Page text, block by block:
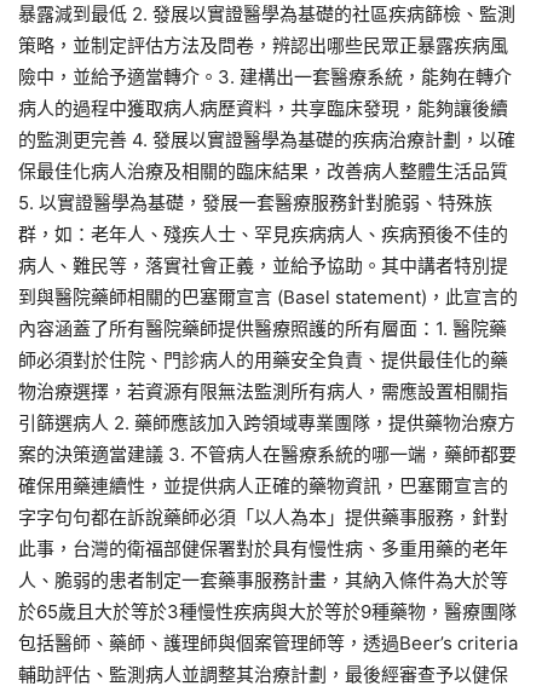
暴露減到最低 2. 發展以實證醫學為基礎的社區疾病篩檢、監測
策略，並制定評估方法及問卷，辨認出哪些民眾正暴露疾病風
險中，並給予適當轉介。3. 建構出一套醫療系統，能夠在轉介
病人的過程中獲取病人病歷資料，共享臨床發現，能夠讓後續
的監測更完善 4. 發展以實證醫學為基礎的疾病治療計劃，以確
保最佳化病人治療及相關的臨床結果，改善病人整體生活品質
5. 以實證醫學為基礎，發展一套醫療服務針對脆弱、特殊族
群，如：老年人、殘疾人士、罕見疾病病人、疾病預後不佳的
病人、難民等，落實社會正義，並給予協助。其中講者特別提
到與醫院藥師相關的巴塞爾宣言 (Basel statement)，此宣言的
內容涵蓋了所有醫院藥師提供醫療照護的所有層面：1. 醫院藥
師必須對於住院、門診病人的用藥安全負責、提供最佳化的藥
物治療選擇，若資源有限無法監測所有病人，需應設置相關指
引篩選病人 2. 藥師應該加入跨領域專業團隊，提供藥物治療方
案的決策適當建議 3. 不管病人在醫療系統的哪一端，藥師都要
確保用藥連續性，並提供病人正確的藥物資訊，巴塞爾宣言的
字字句句都在訴說藥師必須「以人為本」提供藥事服務，針對
此事，台灣的衛福部健保署對於具有慢性病、多重用藥的老年
人、脆弱的患者制定一套藥事服務計畫，其納入條件為大於等
於65歲且大於等於3種慢性疾病與大於等於9種藥物，醫療團隊
包括醫師、藥師、護理師與個案管理師等，透過Beer’s criteria
輔助評估、監測病人並調整其治療計劃，最後經審查予以健保